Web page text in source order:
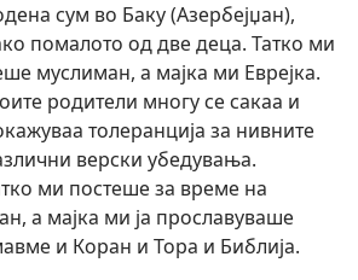
сум во Баку (Азербејџан),
помалото од две деца. Татко ми
муслиман, а мајка ми Еврејка.
родители многу се сакаа и
толеранција за нивните
верски убедувања.
ми постеше за време на
а мајка ми ја прославуваше
и Коран и Тора и Библија.